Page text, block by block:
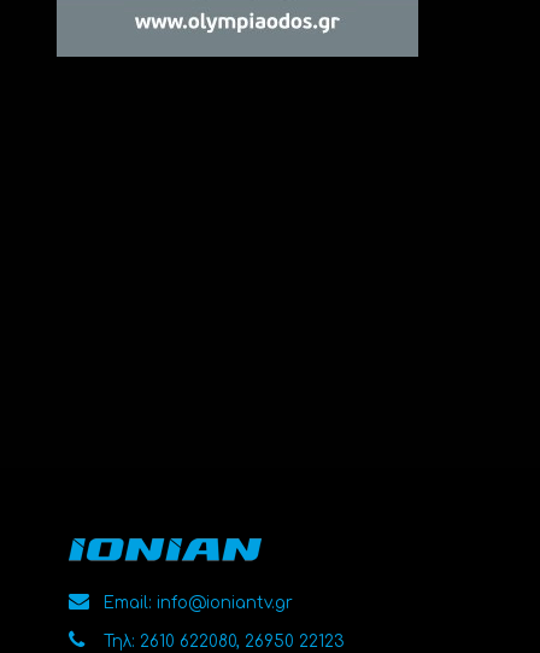
Email: info@ioniantv.gr
Τηλ: 2610 622080, 26950 22123